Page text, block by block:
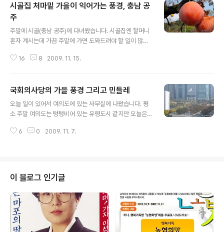
시골집 처마밑 가을이 익어가는 풍경, 충남 공
주
주말에 시골(충남 공주)에 다녀왔습니다. 시골집엔 할머니
혼자 계시는데 가끔 주말에 가면 도와드려야 할 일이 많습
많죠. 1년동안 정성들여 키운 갖가지 농산물을 아들과 딸
이용해 손으로 따고 높은 곳의 감은 전지로 살살 돌려서 땄
습니다. 딴 감의 반은 껍질을 벗겨서 곶감으로 만들고 반은
택배로 고모들 집으로 보냈습니다. 가족들끼리 나눠 먹는
씨앗으로 쓰일 마늘, 옥수수, 콩이 걸려 있습니다. 말린 호
16 8 2009. 11. 15.
국회의사당의 가을 풍경 그리고 민들레
오늘 일이 있어서 여의도에 있는 사무실에 나왔습니다. 평
소 주말 여의도는 텅텅비어 있는 유령도시 같지만 오늘은
니다. 길가마다 경찰버스가 주차되어 있습니다. 오늘이 전
고 흔히 볼 수 있는 민들레. 그 끈질긴 생명력이 민중과 닮
았기 때문입니다. 땅도 아니고 국회 담벼락에 피어 끈질긴
생명력을 자랑하는 민들레처럼 우리 국민들도 이 나라를
지탱하는 힘이라고 생각합니다. 저 안의 국회의원님들만
좀 잘하면 될텐데 말이죠. 버스에 내려 사무실로 걸어오면
서 국회의 단풍이 이뻐서 사진을 찍어봤습니다. 사..
6 0 2009. 11. 7.
이 블로그 인기글